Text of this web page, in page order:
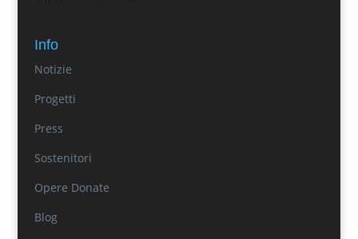
Info
Notizie
Progetti
Press
Sostenitori
Opere Donate
Blog